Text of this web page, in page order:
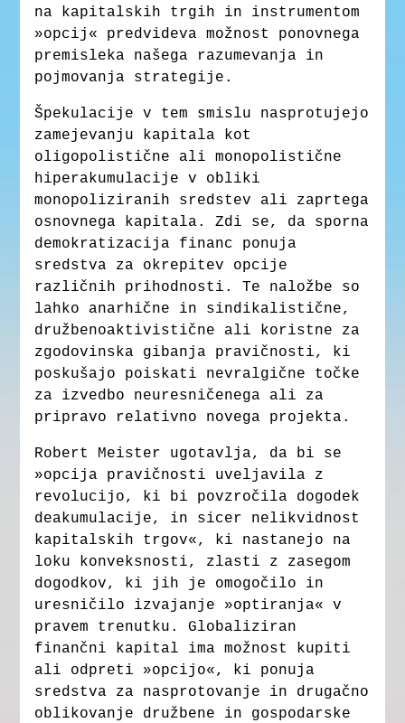
na kapitalskih trgih in instrumentom
»opcij« predvideva možnost ponovnega
premisleka našega razumevanja in
pojmovanja strategije.
Špekulacije v tem smislu nasprotujejo
zamejevanju kapitala kot
oligopolistične ali monopolistične
hiperakumulacije v obliki
monopoliziranih sredstev ali zaprtega
osnovnega kapitala. Zdi se, da sporna
demokratizacija financ ponuja
sredstva za okrepitev opcije
različnih prihodnosti. Te naložbe so
lahko anarhične in sindikalistične,
družbenoaktivistične ali koristne za
zgodovinska gibanja pravičnosti, ki
poskušajo poiskati nevralgične točke
za izvedbo neuresničenega ali za
pripravo relativno novega projekta.
Robert Meister ugotavlja, da bi se
»opcija pravičnosti uveljavila z
revolucijo, ki bi povzročila dogodek
deakumulacije, in sicer nelikvidnost
kapitalskih trgov«, ki nastanejo na
loku konveksnosti, zlasti z zasegom
dogodkov, ki jih je omogočilo in
uresničilo izvajanje »optiranja« v
pravem trenutku. Globaliziran
finančni kapital ima možnost kupiti
ali odpreti »opcijo«, ki ponuja
sredstva za nasprotovanje in drugačno
oblikovanje družbene in gospodarske